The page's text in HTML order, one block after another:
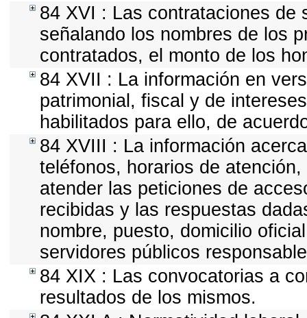
84 XVI : Las contrataciones de
señalando los nombres de los
contratados, el monto de los
84 XVII : La información en
patrimonial, fiscal y de
habilitados para ello, de
84 XVIII : La información
teléfonos, horarios de
atender las peticiones de
recibidas y las respuestas
nombre, puesto, domicilio
servidores públicos
84 XIX : Las convocatorias a
resultados de los mismos.